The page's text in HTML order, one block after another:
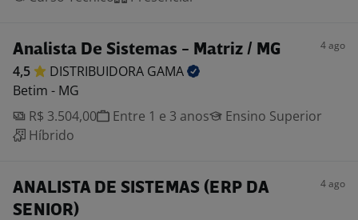
Analista De Sistemas - Matriz / MG 4 ago
4,5 DISTRIBUIDORA GAMA
Betim - MG
R$ 3.504,00
Entre 1 e 3 anos
Ensino Superior
Híbrido
ANALISTA DE SISTEMAS (ERP DA
SENIOR)
4 ago